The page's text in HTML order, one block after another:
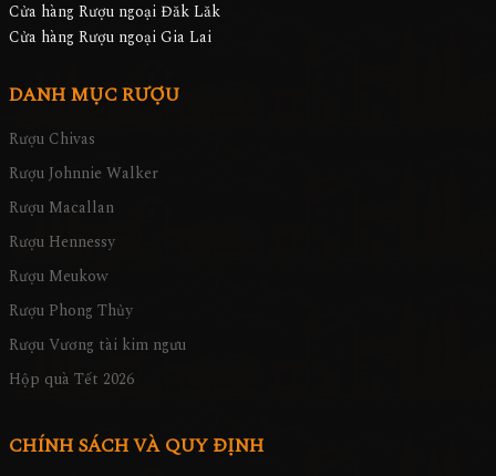
Cửa hàng Rượu ngoại Đăk Lăk
Cửa hàng Rượu ngoại Gia Lai
DANH MỤC RƯỢU
Rượu Chivas
Rượu Johnnie Walker
Rượu Macallan
Rượu Hennessy
Rượu Meukow
Rượu Phong Thủy
Rượu Vương tài kim ngưu
Hộp quà Tết 2026
CHÍNH SÁCH VÀ QUY ĐỊNH